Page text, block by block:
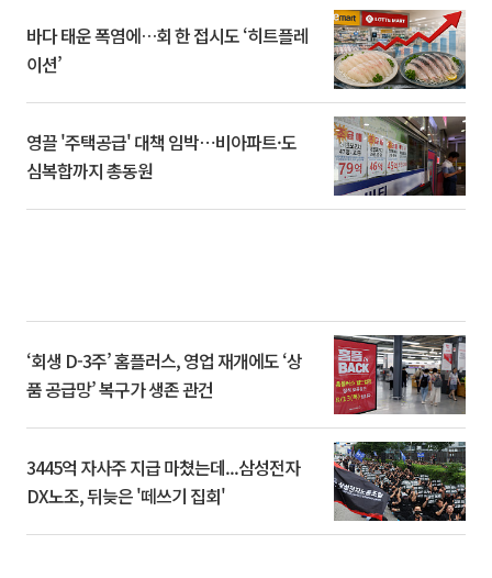
바다 태운 폭염에…회 한 접시도 ‘히트플레
이션’
영끌 '주택공급' 대책 임박⋯비아파트·도
심복합까지 총동원
‘회생 D-3주’ 홈플러스, 영업 재개에도 ‘상
품 공급망’ 복구가 생존 관건
3445억 자사주 지급 마쳤는데...삼성전자
DX노조, 뒤늦은 '떼쓰기 집회'